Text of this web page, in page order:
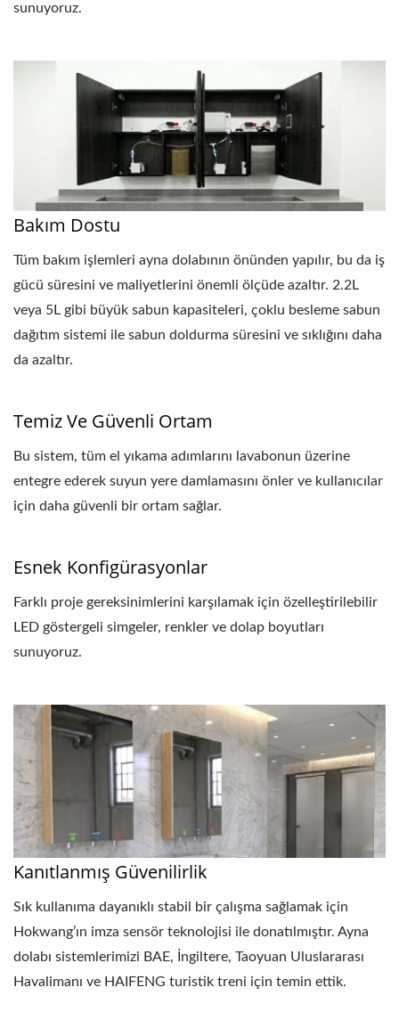
sunuyoruz.
Bakım Dostu
Tüm bakım işlemleri ayna dolabının önünden yapılır, bu da iş
gücü süresini ve maliyetlerini önemli ölçüde azaltır. 2.2L
veya 5L gibi büyük sabun kapasiteleri, çoklu besleme sabun
dağıtım sistemi ile sabun doldurma süresini ve sıklığını daha
da azaltır.
Temiz Ve Güvenli Ortam
Bu sistem, tüm el yıkama adımlarını lavabonun üzerine
entegre ederek suyun yere damlamasını önler ve kullanıcılar
için daha güvenli bir ortam sağlar.
Esnek Konfigürasyonlar
Farklı proje gereksinimlerini karşılamak için özelleştirilebilir
LED göstergeli simgeler, renkler ve dolap boyutları
sunuyoruz.
Kanıtlanmış Güvenilirlik
Sık kullanıma dayanıklı stabil bir çalışma sağlamak için
Hokwang’ın imza sensör teknolojisi ile donatılmıştır. Ayna
dolabı sistemlerimizi BAE, İngiltere, Taoyuan Uluslararası
Havalimanı ve HAIFENG turistik treni için temin ettik.